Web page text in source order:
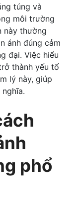
túng và
môi trường
này thường
ánh đúng cảm
đại. Việc hiểu
thành yếu tố
lý này, giúp
phổ